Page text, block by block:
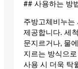
## 사용하는 방
주방고체비누는
제공합니다. 세
문지르거나, 물
지르는 방식으
사용 시 더욱 탁